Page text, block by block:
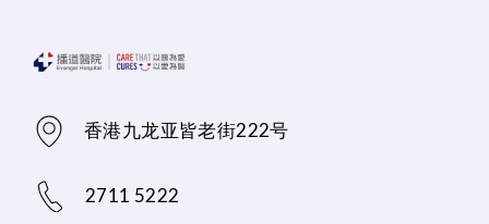
香港九龙亚皆老街222号
2711 5222